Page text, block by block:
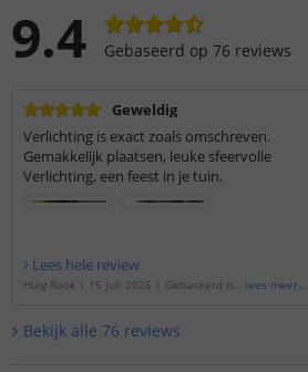
9.4 Gebaseerd op 76 reviews
Geweldig
Verlichting is exact zoals omschreven.
Gemakkelijk plaatsen, leuke sfeervolle
Verlichting, een feest in je tuin.
Lees hele review
Huig Rook | 15 juli 2026 | Gebaseerd op
lees meer...
Bekijk alle 76 reviews